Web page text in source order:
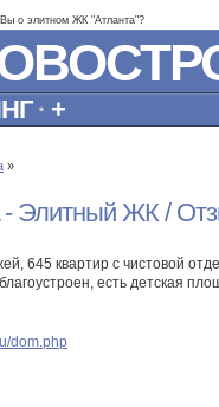
о элитном ЖК "Атланта"?
· +
»
- Элитный ЖК /
645 квартир с чистовой
есть детская
dom.php